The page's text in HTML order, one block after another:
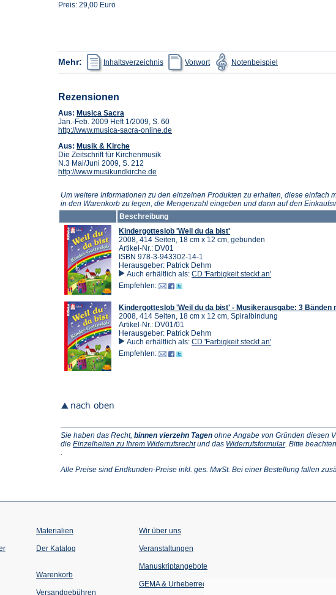
Preis: 29,00 Euro
Mehr: Inhaltsverzeichnis
(Öffnet
in
einem
Vorwort
(Öffnet
in
einem
Notenbeispiel in
einem
Rezensionen
Aus: Musica Sacra
in
einem
Tab)
Jan.-Feb. 2009 Heft 1/2009, S. 60
http://www.musica-sacra-online.de
Aus: Musik & Kirche(Öffnet
in
einem
neuen
Die Zeitschrift für Kirchenmusik
N.3 Mai/Juni 2009, S. 212
http://www.musikundkirche.de
neuen
Tab)
Um weitere Informationen zu den einzelnen Produkten zu erhalten, diese einfach
in den Warenkorb zu legen, die Mengenzahl eingeben und dann auf den
Beschreibung
Kindergotteslob 'Weil du da bist'
2008, 414 Seiten, 18 cm x 12 cm, gebunden
Artikel-Nr.: DV01
ISBN 978-3-943302-14-1
Herausgeber: Patrick Dehm
Auch erhältlich als: CD 'Farbigkeit steckt an'
Empfehlen:
Kindergotteslob 'Weil du da bist' - Musikerausgabe: 3 Bänden
2008, 414 Seiten, 18 cm x 12 cm, Spiralbindung
Artikel-Nr.: DV01/01
Herausgeber: Patrick Dehm
Auch erhältlich als: CD 'Farbigkeit steckt an'
Empfehlen:
Sie haben das Recht, binnen vierzehn Tagen ohne Angabe von Gründen diesen
die Einzelheiten zu Ihrem Widerrufsrecht(Öffnet
neuen
und das Widerrufsformular(Öffnet
neuen
. Bitte
einem
.
Alle Preise sind Endkunden-Preise inkl. ges. MwSt. Bei einer Bestellung fallen
Materialien
Der Katalog
Warenkorb
Versandgebühren
Wir über uns
Veranstaltungen
einem
Tab)
Manuskriptangebote
GEMA & Urheberrecht